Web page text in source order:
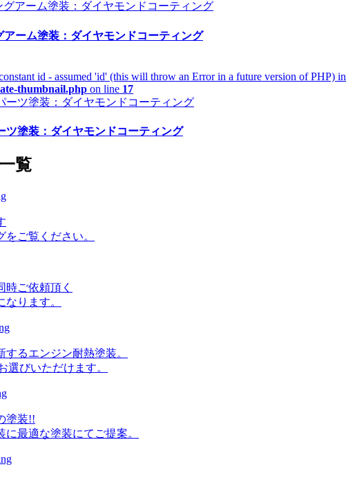
アーム塗装：ダイヤモンドコーティング
id - assumed 'id' (this will throw an Error in a future version of PHP) in
thumbnail.php on line 17
ツ塗装：ダイヤモンドコーティング
覧
ご覧ください。
時ご依頼頂く
ります。
るエンジン耐熱塗装。
選びいただけます。
塗装!!
最適な塗装にてご提案。